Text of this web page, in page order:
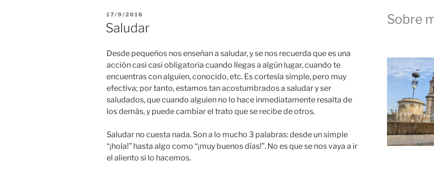
POSTED
ON
17/9/2016
Saludar
Desde pequeños nos enseñan a saludar, y se nos recuerda que es una
acción casi casi obligatoria cuando llegas a algún lugar, cuando te
encuentras con alguien, conocido, etc. Es cortesía simple, pero muy
efectiva; por tanto, estamos tan acostumbrados a saludar y ser
saludados, que cuando alguien no lo hace inmediatamente resalta de
los demás, y puede cambiar el trato que se recibe de otros.
Saludar no cuesta nada. Son a lo mucho 3 palabras: desde un simple
“¡hola!” hasta algo como “¡muy buenos días!”. No es que se nos vaya a ir
el aliento si lo hacemos.
Sobre